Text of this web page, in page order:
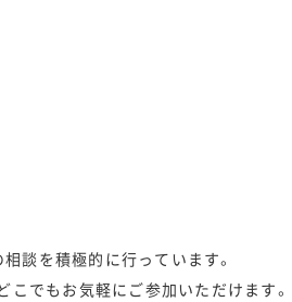
談を積極的に行っています。
こでもお気軽にご参加いただけます。